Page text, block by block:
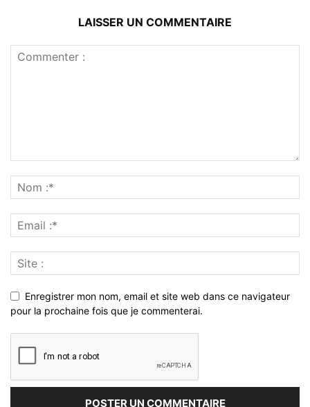
LAISSER UN COMMENTAIRE
Enregistrer mon nom, email et site web dans ce navigateur
pour la prochaine fois que je commenterai.